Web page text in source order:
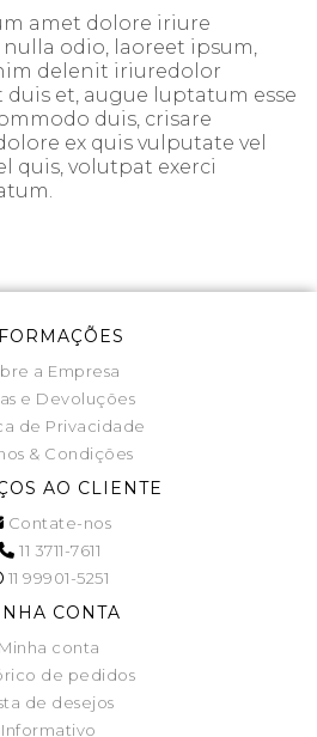
amet dolore iriure
odio, laoreet ipsum,
delenit iriuredolor
et, augue luptatum esse
duis, crisare
ex quis vulputate vel
quis, volutpat exerci
a Empresa
e Devoluções
de Privacidade
& Condições
AO CLIENTE
Contate-nos
11 3711-7611
11 99901-5251
CONTA
Minha conta
de pedidos
de desejos
Informativo